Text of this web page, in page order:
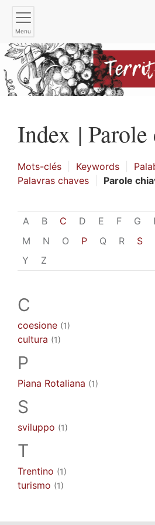
Menu
Index | Parole
Mots-clés Keywords
Palavras chaves
Parole
A B C D E F G
M
N O P Q R S
Y
Z
C
coesione (1)
cultura (1)
P
Piana Rotaliana (1)
S
sviluppo (1)
T
Trentino (1)
turismo (1)